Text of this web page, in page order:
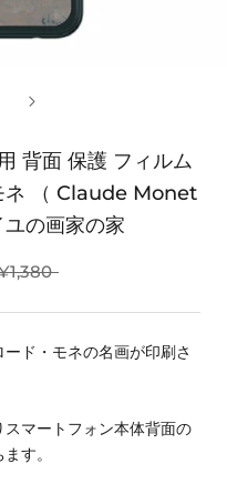
背面 保護 フィルム
ネ （ Claude Monet
の画家の家
ド・モネの名画が印刷さ
マートフォン本体背面の
す。